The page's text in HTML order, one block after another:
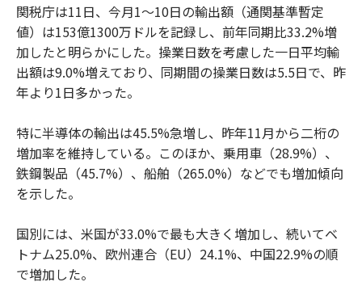
関税庁は11日、今月1～10日の輸出額（通関基準暫定
値）は153億1300万ドルを記録し、前年同期比33.2%増
加したと明らかにした。操業日数を考慮した一日平均輸
出額は9.0%増えており、同期間の操業日数は5.5日で、昨
年より1日多かった。
特に半導体の輸出は45.5%急増し、昨年11月から二桁の
増加率を維持している。このほか、乗用車（28.9%）、
鉄鋼製品（45.7%）、船舶（265.0%）などでも増加傾向
を示した。
国別には、米国が33.0%で最も大きく増加し、続いてベ
トナム25.0%、欧州連合（EU）24.1%、中国22.9%の順
で増加した。